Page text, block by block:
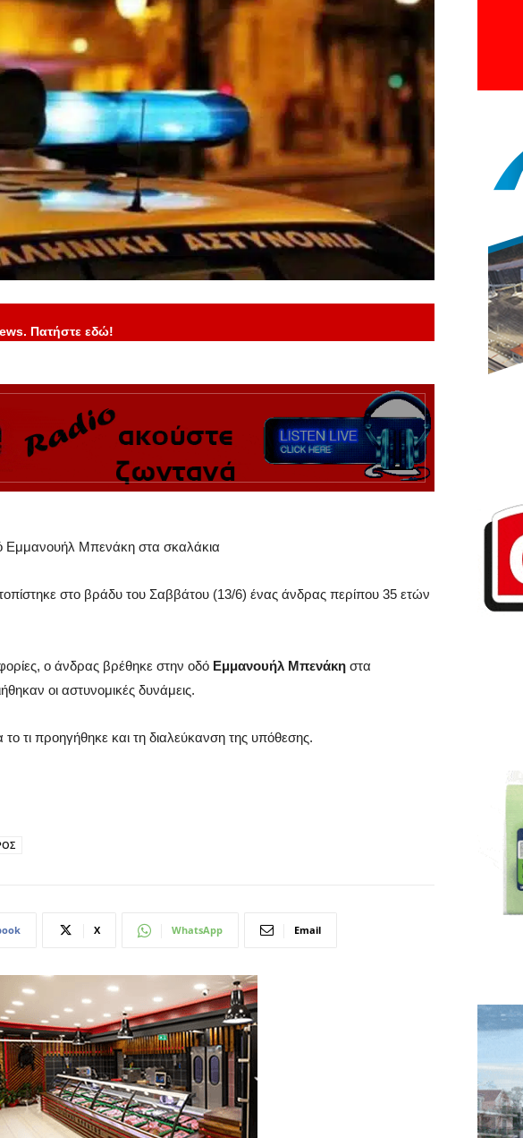
Πατήστε εδώ!
Εμμανουήλ Μπενάκη στα σκαλάκια
στο βράδυ του Σαββάτου (13/6) ένας άνδρας περίπου 35 ετών
ο άνδρας βρέθηκε στην οδό Εμμανουήλ Μπενάκη στα
οι αστυνομικές δυνάμεις.
τι προηγήθηκε και τη διαλεύκανση της υπόθεσης.
X WhatsApp Email